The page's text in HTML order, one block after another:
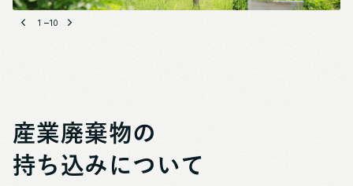
1 10
産業廃棄物の
持ち込みについて